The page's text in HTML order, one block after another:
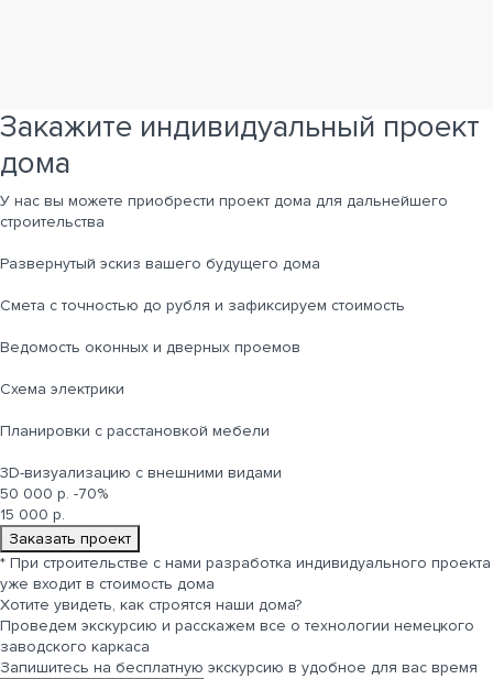
Закажите индивидуальный проект
дома
У нас вы можете приобрести проект дома для дальнейшего
строительства
Развернутый эскиз вашего будущего дома
Cмета с точностью до рубля и зафиксируем стоимость
Ведомость оконных и дверных проемов
Cхема электрики
Планировки с расстановкой мебели
3D-визуализацию с внешними видами
50 000 р. -70%
15 000 р.
Заказать проект
* При строительстве с нами разработка индивидуального проекта
уже входит в стоимость дома
Хотите увидеть, как строятся наши дома?
Проведем экскурсию и расскажем все о технологии немецкого
заводского каркаса
Запишитесь на бесплатную экскурсию в удобное для вас время